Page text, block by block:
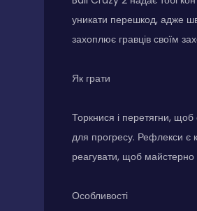
уникати перешкод, адже
захоплює гравців своїм
Як грати
Торкнися і перетягни,
для прогресу. Рефлекси є
реагувати, щоб майстерно
Особливості